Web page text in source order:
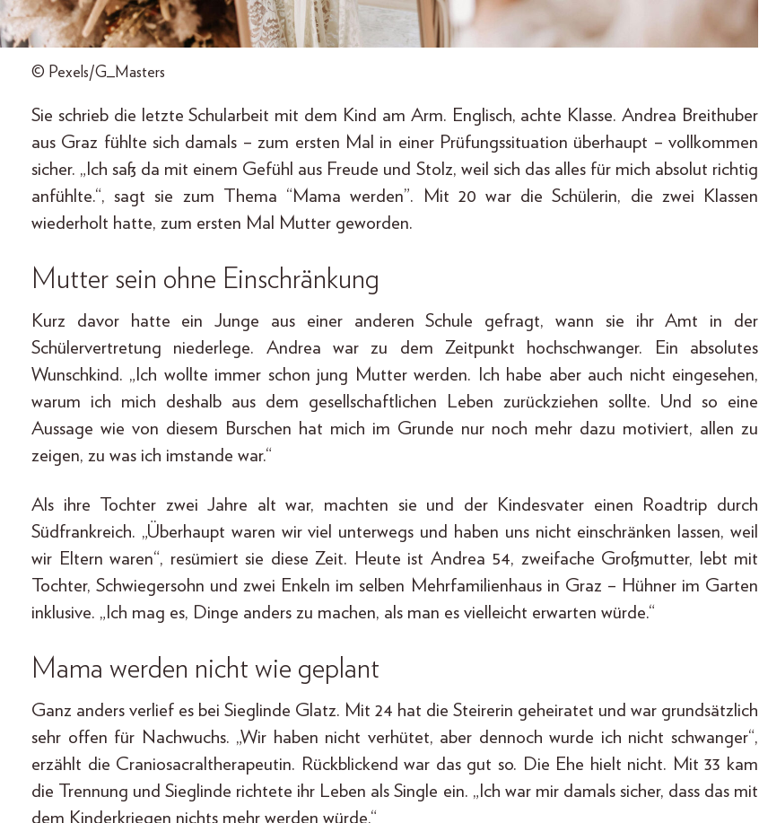
© Pexels/G_Masters
Sie schrieb die letzte Schularbeit mit dem Kind am Arm. Englisch, achte Klasse. Andrea Breithuber
aus Graz fühlte sich damals – zum ersten Mal in einer Prüfungssituation überhaupt – vollkommen
sicher. „Ich saß da mit einem Gefühl aus Freude und Stolz, weil sich das alles für mich absolut richtig
anfühlte.“, sagt sie zum Thema “Mama werden”. Mit 20 war die Schülerin, die zwei Klassen
wiederholt hatte, zum ersten Mal Mutter geworden.
Mutter sein ohne Einschränkung
Kurz davor hatte ein Junge aus einer anderen Schule gefragt, wann sie ihr Amt in der
Schülervertretung nieder­lege. Andrea war zu dem Zeitpunkt hochschwanger. Ein absolutes
Wunschkind. „Ich wollte immer schon jung Mutter werden. Ich habe aber auch nicht eingesehen,
warum ich mich deshalb aus dem gesellschaftlichen Leben zurückziehen sollte. Und so eine
Aussage wie von diesem Burschen hat mich im Grunde nur noch mehr dazu motiviert, allen zu
zeigen, zu was ich imstande war.“
Als ihre Tochter zwei Jahre alt war, machten sie und der Kindesvater einen Roadtrip durch
Südfrankreich. „Überhaupt waren wir viel unterwegs und haben uns nicht einschränken lassen, weil
wir Eltern waren“, resümiert sie diese Zeit. Heute ist Andrea 54, zweifache Großmutter, lebt mit
Tochter, Schwiegersohn und zwei Enkeln im selben Mehrfamilienhaus in Graz – Hühner im Garten
inklusive. „Ich mag es, Dinge anders zu machen, als man es vielleicht erwarten würde.“
Mama werden nicht wie geplant
Ganz anders verlief es bei Sieglinde Glatz. Mit 24 hat die Steirerin geheiratet und war grundsätzlich
sehr offen für Nachwuchs. „Wir haben nicht verhütet, aber dennoch wurde ich nicht schwanger“,
erzählt die Cranio­sacraltherapeutin. Rückblickend war das gut so. Die Ehe hielt nicht. Mit 33 kam
die Trennung und Sieglinde richtete ihr Leben als Single ein. „Ich war mir damals sicher, dass das mit
dem Kinderkriegen nichts mehr werden würde.“